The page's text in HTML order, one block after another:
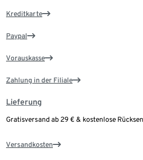
Kreditkarte
Paypal
Vorauskasse
Zahlung in der Filiale
Lieferung
Gratisversand ab 29 € & kostenlose
Versandkosten